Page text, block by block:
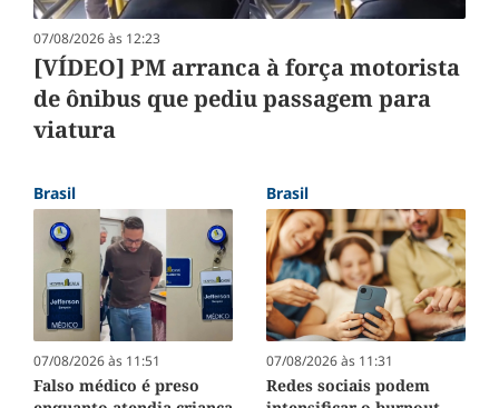
07/08/2026 às 12:23
[VÍDEO] PM arranca à força motorista
de ônibus que pediu passagem para
viatura
Brasil
07/08/2026 às 11:51
Falso médico é preso
Brasil
07/08/2026 às 11:31
Redes sociais podem